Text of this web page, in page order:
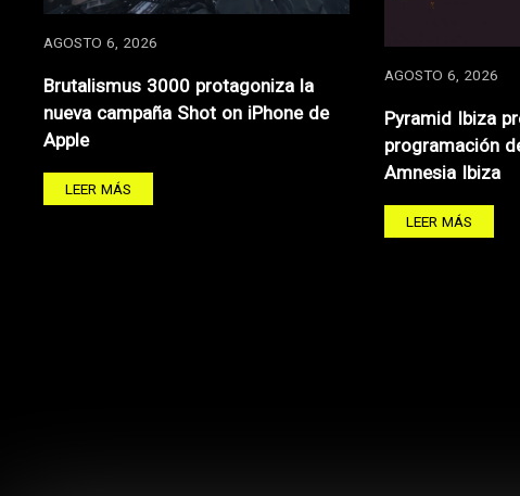
AGOSTO 6, 2026
Brutalismus 3000 protagoniza la
nueva campaña Shot on iPhone de
Apple
LEER MÁS
AGOSTO 6, 2026
Pyramid Ibiza
programación
Amnesia Ibiza
LEER MÁS